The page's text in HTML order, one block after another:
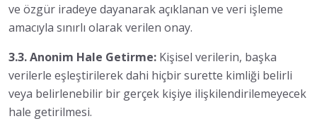
ve özgür iradeye dayanarak açıklanan ve veri işleme
amacıyla sınırlı olarak verilen onay.
3.3. Anonim Hale Getirme: Kişisel verilerin, başka
verilerle eşleştirilerek dahi hiçbir surette kimliği belirli
veya belirlenebilir bir gerçek kişiye ilişkilendirilemeyecek
hale getirilmesi.